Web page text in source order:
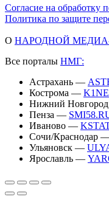
Согласие на обработку
Политика по защите
О НАРОДНОЙ
Все порталы НМГ:
Астрахань —
Кострома —
Нижний
Пенза —
Иваново —
Сочи/Краснодар
Ульяновск —
Ярославль —